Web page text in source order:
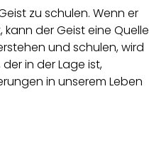
zu schulen. Wenn er
der Geist eine Quelle
und schulen, wird
in der Lage ist,
in unserem Leben